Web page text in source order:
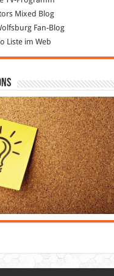
Mixed Blog
Fan-Blog
Liste im Web